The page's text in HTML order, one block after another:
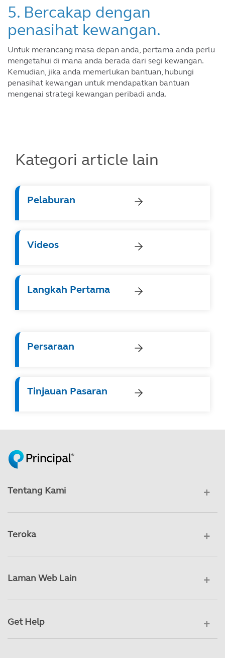
5. Bercakap dengan
penasihat kewangan.
Untuk merancang masa depan anda, pertama anda perlu
mengetahui di mana anda berada dari segi kewangan.
Kemudian, jika anda memerlukan bantuan, hubungi
penasihat kewangan untuk mendapatkan bantuan
mengenai strategi kewangan peribadi anda.
Kategori article lain
Pelaburan
Videos
Langkah Pertama
Persaraan
Tinjauan Pasaran
Tentang Kami
Teroka
Laman Web Lain
Get Help